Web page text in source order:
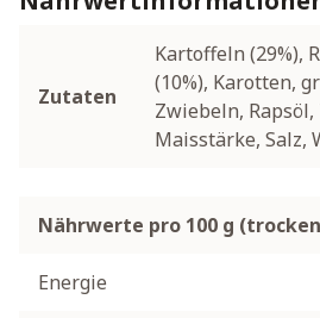
Zutaten
Kartoffeln (29%),
(10%), Karotten,
Zwiebeln,
Maisstärke, Salz,
Nährwerte pro 100 g
Energie